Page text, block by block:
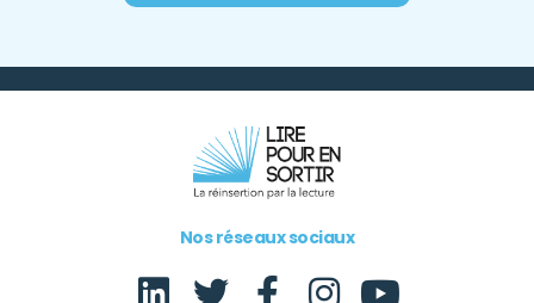
Nos réseaux sociaux